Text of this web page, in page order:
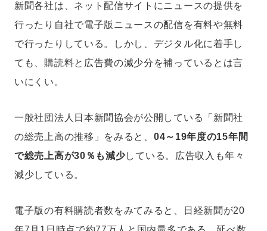
新聞各社は、ネット配信サイトにニュースの提供を
行ったり自社で電子版ニュースの配信を有料や無料
で行ったりしている。しかし、デジタル化に着手し
ても、購読料と広告費の減少分を補っているとは言
いにくい。
一般社団法人日本新聞協会が公開している「新聞社
の総売上高の推移」をみると、 04～19年度の15年間
で総売上高が30％も減少している。広告収入も年々
減少している。
電子版の有料購読者数をみてみると、日経新聞が20